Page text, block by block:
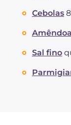
Cebolas
Sal fino